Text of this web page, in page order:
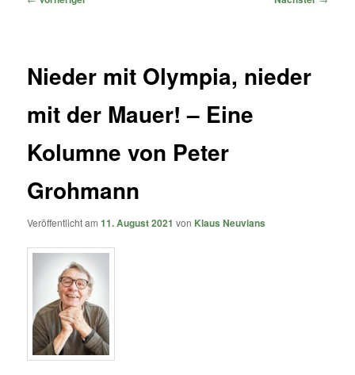
Nieder mit Olympia, nieder
mit der Mauer! – Eine
Kolumne von Peter
Grohmann
Veröffentlicht am11. August 2021 von Klaus Neuvians